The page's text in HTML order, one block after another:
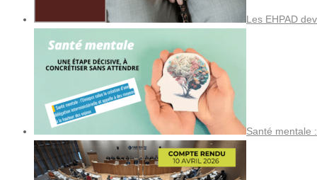
Les EHPAD
Santé mentale